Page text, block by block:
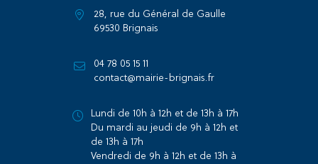
28, rue du Général de Gaulle
69530 Brignais
04 78 05 15 11
contact@mairie-brignais.fr
Lundi de 10h à 12h et de 13h à 17h
Du mardi au jeudi de 9h à 12h et
de 13h à 17h
Vendredi de 9h à 12h et de 13h à